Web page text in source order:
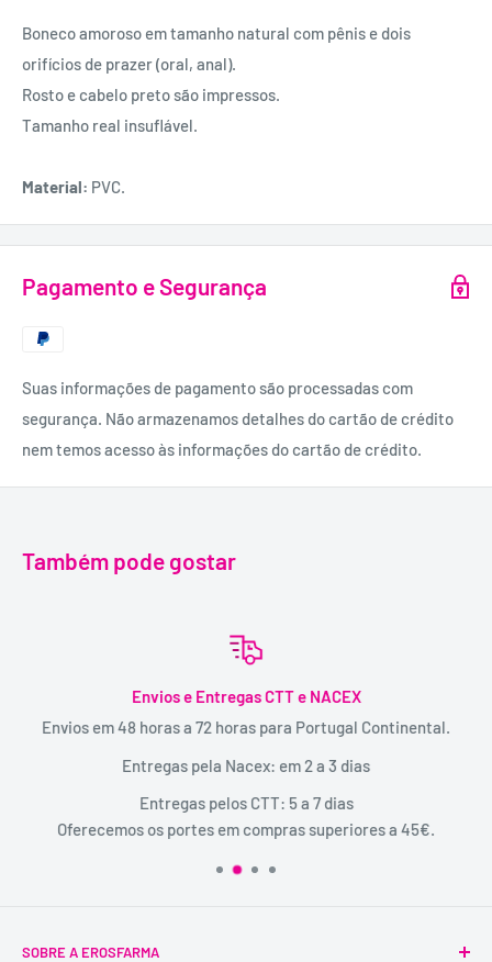
Boneco amoroso em tamanho natural com pênis e dois
orifícios de prazer (oral, anal).
Rosto e cabelo preto são impressos.
Tamanho real insuflável.
Material: PVC.
Pagamento e Segurança
Suas informações de pagamento são processadas com
segurança. Não armazenamos detalhes do cartão de crédito
nem temos acesso às informações do cartão de crédito.
Também pode gostar
Envios e Entregas CTT e NACEX
Envios em 48 horas a 72 horas para Portugal Continental.
Entregas pela Nacex: em 2 a 3 dias
Entregas pelos CTT: 5 a 7 dias
Oferecemos os portes em compras superiores a 45€.
SOBRE A EROSFARMA